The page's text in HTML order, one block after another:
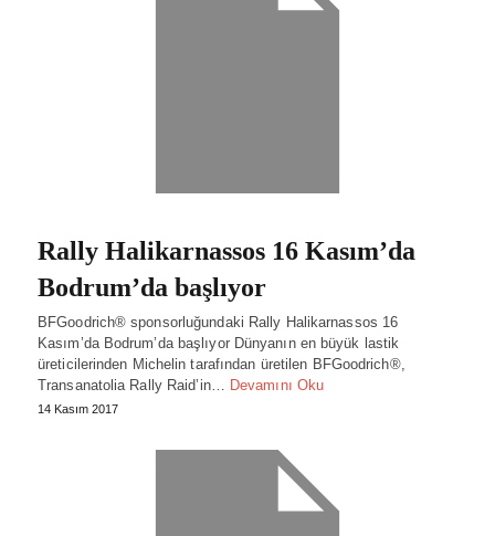
Rally Halikarnassos 16 Kasım’da
Bodrum’da başlıyor
BFGoodrich® sponsorluğundaki Rally Halikarnassos 16
Kasım’da Bodrum’da başlıyor Dünyanın en büyük lastik
üreticilerinden Michelin tarafından üretilen BFGoodrich®,
Transanatolia Rally Raid’in… Devamını Oku
14 Kasım 2017